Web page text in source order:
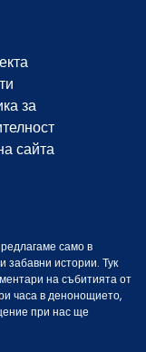
за
сайта
само в
истории. Тук
на събитията от
часа в денонощието,
при нас ще